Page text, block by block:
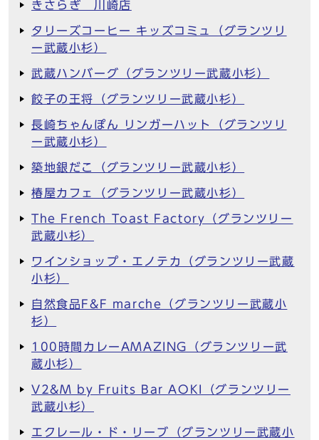
きさらぎ 川崎店
タリーズコーヒー キッズコミュ（グランツリ
ー武蔵小杉）
武蔵ハンバーグ（グランツリー武蔵小杉）
餃子の王将（グランツリー武蔵小杉）
長崎ちゃんぽん リンガーハット（グランツリ
ー武蔵小杉）
築地銀だこ（グランツリー武蔵小杉）
椿屋カフェ（グランツリー武蔵小杉）
The French Toast Factory（グランツリー
武蔵小杉）
ワインショップ・エノテカ（グランツリー武蔵
小杉）
自然食品F&F marche（グランツリー武蔵小
杉）
100時間カレーAMAZING（グランツリー武
蔵小杉）
V2&M by Fruits Bar AOKI（グランツリー
武蔵小杉）
エクレール・ド・リーブ（グランツリー武蔵小